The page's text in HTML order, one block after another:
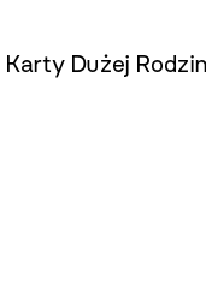
Dużej